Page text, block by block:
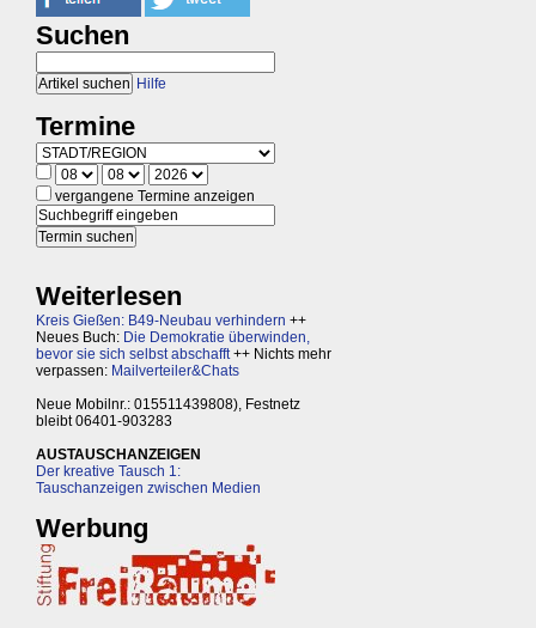
Suchen
Hilfe
Termine
vergangene Termine anzeigen
Weiterlesen
Kreis Gießen: B49-Neubau verhindern ++
Neues Buch: Die Demokratie überwinden,
bevor sie sich selbst abschafft++ Nichts mehr
verpassen: Mailverteiler&Chats
Neue Mobilnr.: 015511439808), Festnetz
bleibt 06401-903283
AUSTAUSCHANZEIGEN
Der kreative Tausch 1:
Tauschanzeigen zwischen Medien
Werbung